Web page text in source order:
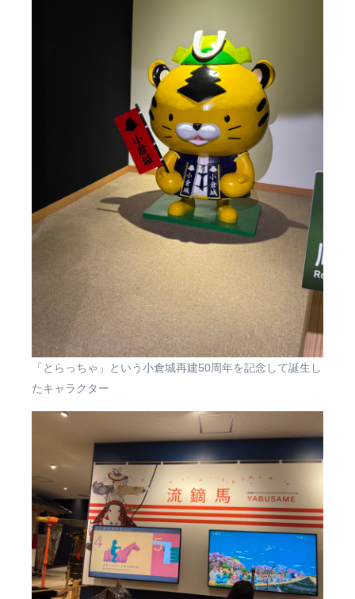
「とらっちゃ」という小倉城再建50周年を記念して誕生し
たキャラクター